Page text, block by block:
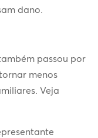
dano.
passou por
menos
Veja